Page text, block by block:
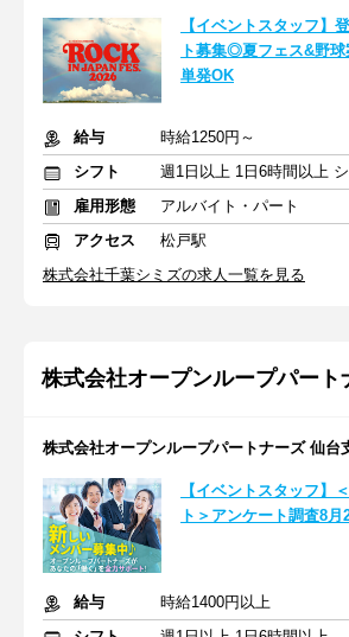
【イベントスタッフ】
ト募集◎夏フェス&野
単発OK
給与
時給1250円～
シフト
雇用形態
アルバイト・パート
アクセス
松戸駅
株式会社千葉シミズの求人一覧を見る
株式会社オープンループパート
株式会社オープンループパートナーズ 仙台
【イベントスタッフ】
ト＞アンケート調査8月
給与
時給1400円以上